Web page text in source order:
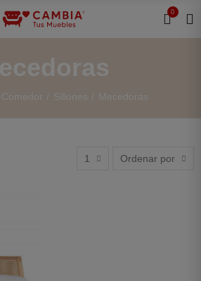
0
Sillones Mecedoras
1 Ordenar por